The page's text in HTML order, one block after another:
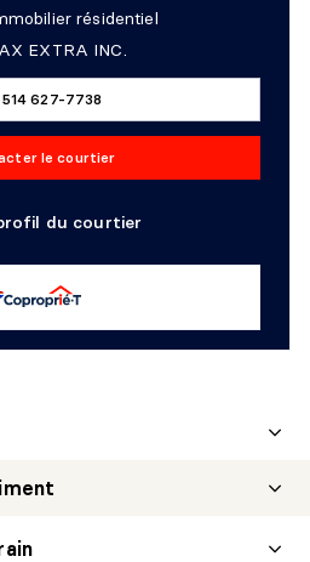
résidentiel
EXTRA INC.
514 627-7738
le courtier
du courtier